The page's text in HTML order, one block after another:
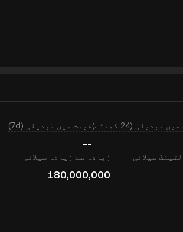
تبدیلی (24 گھنٹے) قیمت میں تبدیلی (7d)
--
سپلائی زیادہ سے زیادہ سپلائی
180,000,000